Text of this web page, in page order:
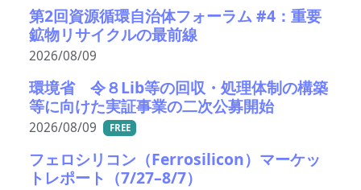
第2回資源循環自治体フォーラム #4：重要
鉱物リサイクルの最前線
2026/08/09
環境省 令８Lib等の回収・処理体制の構築
等に向けた実証事業の二次公募開始
2026/08/09 FREE
フェロシリコン（Ferrosilicon）マーケッ
トレポート（7/27–8/7）